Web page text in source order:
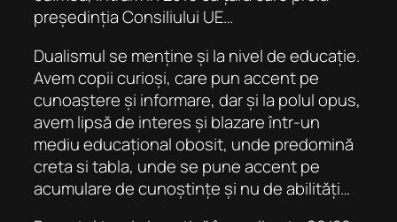
președinția Consiliului UE…
Dualismul se menține și la nivel de educație.
Avem copii curioși, care pun accent pe
cunoaștere și informare, dar și la polul opus,
avem lipsă de interes și blazare într-un
mediu educațional obosit, unde predomină
creta si tabla, unde se pune accent pe
acumulare de cunoștințe și nu de abilități…